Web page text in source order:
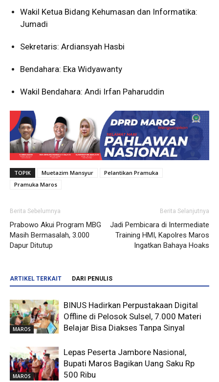
Wakil Ketua Bidang Kehumasan dan Informatika:
Jumadi
Sekretaris: Ardiansyah Hasbi
Bendahara: Eka Widyawanty
Wakil Bendahara: Andi Irfan Paharuddin
TOPIK Muetazim Mansyur
Pelantikan Pramuka
Pramuka Maros
Berita Sebelumnya
Prabowo Akui Program MBG
Masih Bermasalah, 3.000
Dapur Ditutup
Berita Selanjutnya
Jadi Pembicara di Intermediate
Training HMI, Kapolres Maros
Ingatkan Bahaya Hoaks
ARTIKEL TERKAIT DARI PENULIS
MAROS
BINUS Hadirkan Perpustakaan Digital
Offline di Pelosok Sulsel, 7.000 Materi
Belajar Bisa Diakses Tanpa Sinyal
MAROS
Lepas Peserta Jambore Nasional,
Bupati Maros Bagikan Uang Saku Rp
500 Ribu